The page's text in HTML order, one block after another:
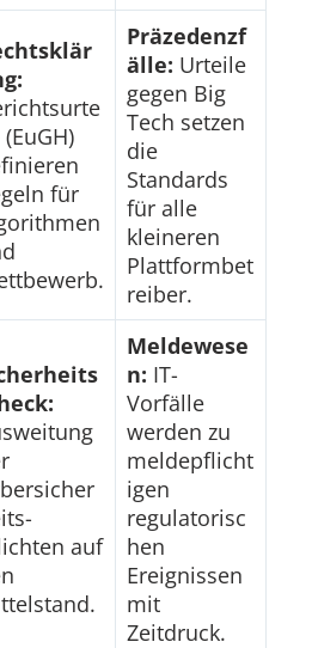
für
Präzedenzf
älle: Urteile
gegen Big
Tech setzen
die
Standards
für alle
kleineren
Plattformbet
reiber.
auf
Meldewese
n: IT-
Vorfälle
werden zu
meldepflicht
igen
regulatorisc
hen
Ereignissen
mit
Zeitdruck.